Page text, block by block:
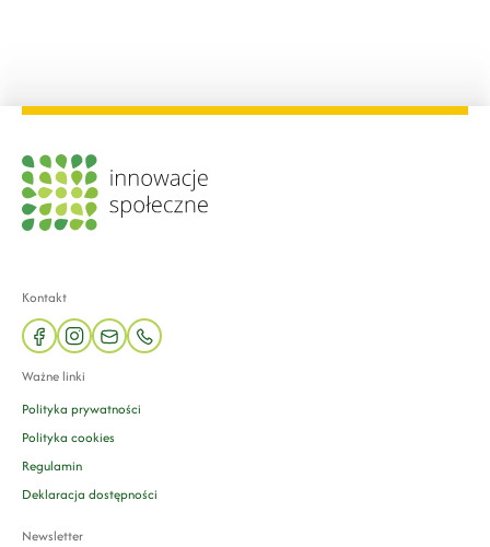
Kontakt
facebookinstagram
mail phone
Ważne linki
Polityka prywatności
Polityka cookies
Regulamin
Deklaracja dostępności
Newsletter